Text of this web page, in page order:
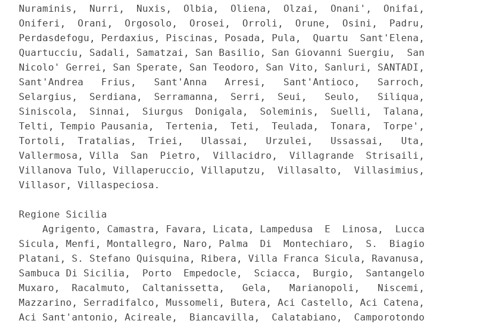
Nuraminis,  Nurri,  Nuxis,  Olbia,  Oliena,  Olzai,  Onani',  Onifai,
Oniferi,  Orani,  Orgosolo,  Orosei,  Orroli,  Orune,  Osini,  Padru,
Perdasdefogu, Perdaxius, Piscinas, Posada, Pula,  Quartu  Sant'Elena,
Quartucciu, Sadali, Samatzai, San Basilio, San Giovanni Suergiu,  San
Nicolo' Gerrei, San Sperate, San Teodoro, San Vito, Sanluri, SANTADI,
Sant'Andrea   Frius,   Sant'Anna   Arresi,   Sant'Antioco,   Sarroch,
Selargius,  Serdiana,  Serramanna,  Serri,  Seui,   Seulo,   Siliqua,
Siniscola,  Sinnai,  Siurgus  Donigala,  Soleminis,  Suelli,  Talana,
Telti, Tempio Pausania,  Tertenia,  Teti,  Teulada,  Tonara,  Torpe',
Tortoli,  Tratalias,  Triei,   Ulassai,   Urzulei,   Ussassai,   Uta,
Vallermosa, Villa  San  Pietro,  Villacidro,  Villagrande  Strisaili,
Villanova Tulo, Villaperuccio, Villaputzu,  Villasalto,  Villasimius,
Villasor, Villaspeciosa.
Regione Sicilia
    Agrigento, Camastra, Favara, Licata, Lampedusa  E  Linosa,  Lucca
Sicula, Menfi, Montallegro, Naro, Palma  Di  Montechiaro,  S.  Biagio
Platani, S. Stefano Quisquina, Ribera, Villa Franca Sicula, Ravanusa,
Sambuca Di Sicilia,  Porto  Empedocle,  Sciacca,  Burgio,  Santangelo
Muxaro,  Racalmuto,  Caltanissetta,   Gela,   Marianopoli,   Niscemi,
Mazzarino, Serradifalco, Mussomeli, Butera, Aci Castello, Aci Catena,
Aci Sant'antonio, Acireale,  Biancavilla,  Calatabiano,  Camporotondo